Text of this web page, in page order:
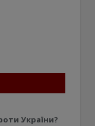
України?